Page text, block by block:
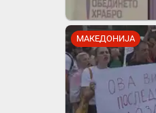
МАКЕДОНИЈА